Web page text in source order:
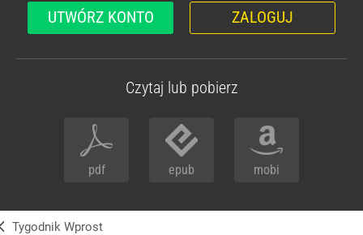
UTWÓRZ KONTO ZALOGUJ
Czytaj lub pobierz
pdf epub mobi
Tygodnik Wprost